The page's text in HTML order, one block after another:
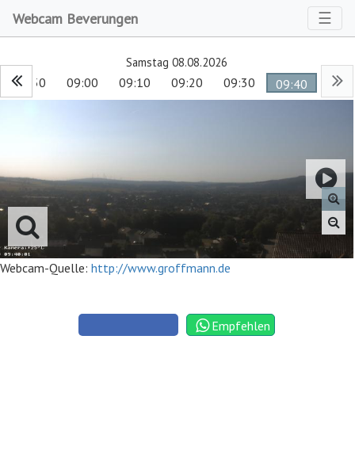
Webcam Beverungen ☰
Samstag 08.08.2026
08:50 09:00 09:10 09:20 09:30 09:40
Webcam-Quelle: http://www.groffmann.de
Empfehlen